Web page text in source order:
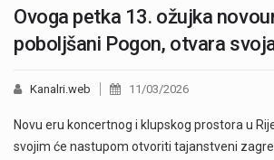
Ovoga petka 13. ožujka
poboljšani Pogon, otvara
Kanalri.web 11/03/2026
Novu eru koncertnog i klupskog prostora u
svojim će nastupom otvoriti tajanstveni